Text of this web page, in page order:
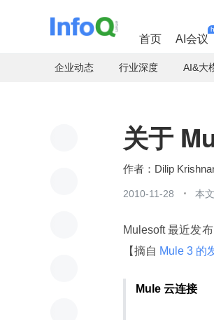
首页 AI会议
企业动态 行业深度 AI&大
关于
Dilip
2010-11-28 本
Mulesoft 最近发
【摘自 Mule 3 的
Mule 云连接